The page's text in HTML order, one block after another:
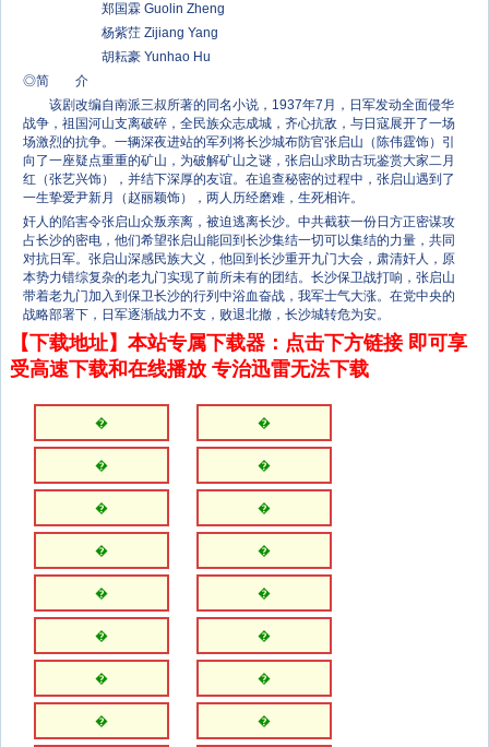
郑国霖 Guolin Zheng
杨紫茳 Zijiang Yang
胡耘豪 Yunhao Hu
◎简 介
该剧改编自南派三叔所著的同名小说，1937年7月，日军发动全面侵华
战争，祖国河山支离破碎，全民族众志成城，齐心抗敌，与日寇展开了一场
场激烈的抗争。一辆深夜进站的军列将长沙城布防官张启山（陈伟霆饰）引
向了一座疑点重重的矿山，为破解矿山之谜，张启山求助古玩鉴赏大家二月
红（张艺兴饰），并结下深厚的友谊。在追查秘密的过程中，张启山遇到了
一生挚爱尹新月（赵丽颖饰），两人历经磨难，生死相许。
奸人的陷害令张启山众叛亲离，被迫逃离长沙。中共截获一份日方正密谋攻
占长沙的密电，他们希望张启山能回到长沙集结一切可以集结的力量，共同
对抗日军。张启山深感民族大义，他回到长沙重开九门大会，肃清奸人，原
本势力错综复杂的老九门实现了前所未有的团结。长沙保卫战打响，张启山
带着老九门加入到保卫长沙的行列中浴血奋战，我军士气大涨。在党中央的
战略部署下，日军逐渐战力不支，败退北撤，长沙城转危为安。
【下载地址】本站专属下载器：点击下方链接 即可享
受高速下载和在线播放 专治迅雷无法下载
� �
� �
� �
� �
� �
� �
� �
� �